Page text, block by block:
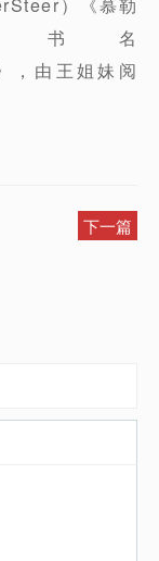
书名
，由王姐妹阅
下一篇